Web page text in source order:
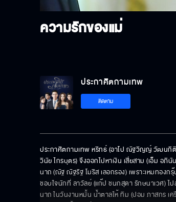
ความรักของแม่
ประกาศิตกามเทพ
ติดตาม
ประกาศิตกามเทพ หริทธ์ (อาโป ณัฐวิญญ์ วัฒนกิติ
วินัย ไกรบุตร) จึงออกไปหาเงิน เสี่ยสาม (เอ็ม
นาถ (ณัฐ ณัฐรัฐ โมริส เลอกรอง) เพราะเหมทองก
ชอบใจนักที่ ลาวัลย์ (แก๊ป ชนกสุดา รักษนาเวศ)
นาถ ในวันงานหมั้น น้ำตาลให้ ทิม (ปอม ภาสกร เค